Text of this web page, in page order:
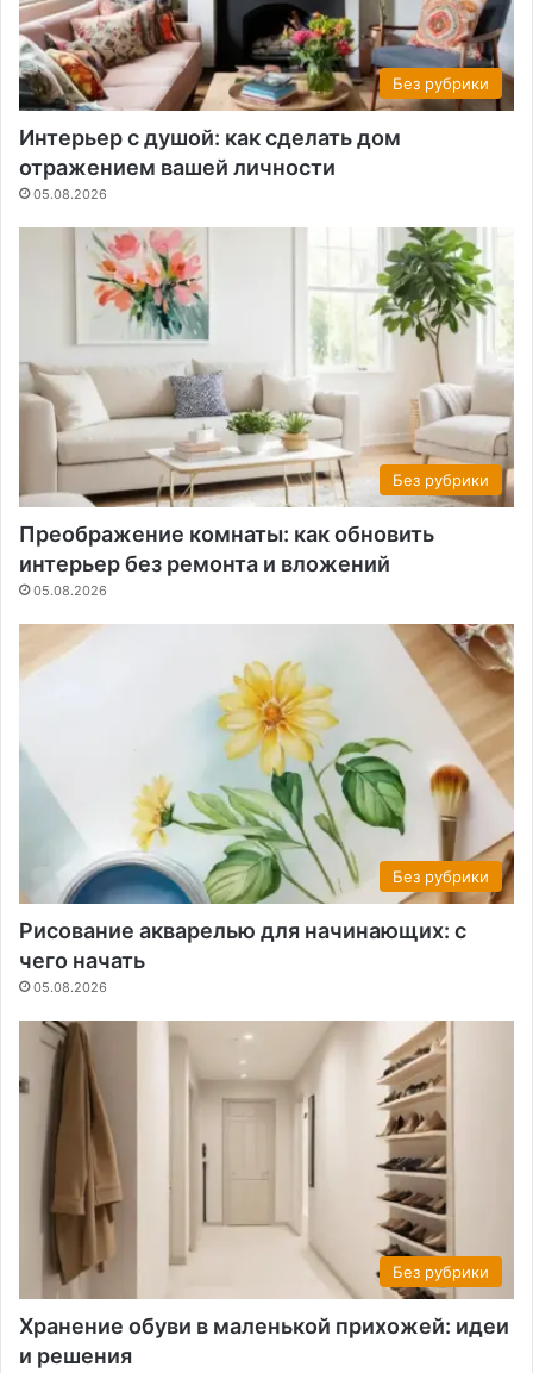
Без рубрики
Интерьер с душой: как сделать дом
отражением вашей личности
05.08.2026
Без рубрики
Преображение комнаты: как обновить
интерьер без ремонта и вложений
05.08.2026
Без рубрики
Рисование акварелью для начинающих: с
чего начать
05.08.2026
Без рубрики
Хранение обуви в маленькой прихожей: идеи
и решения